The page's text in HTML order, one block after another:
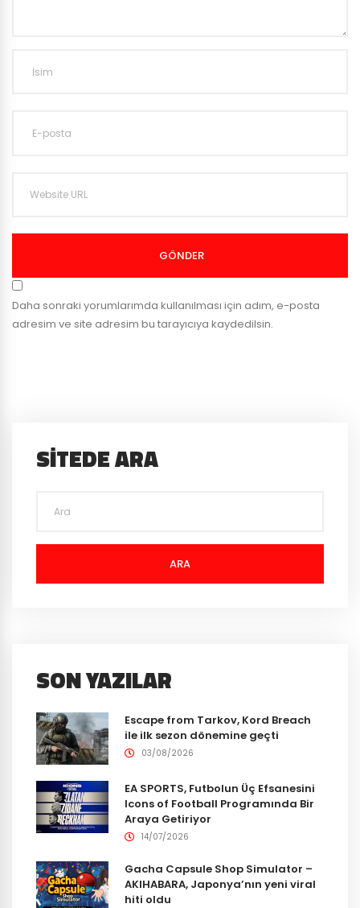
GÖNDER
Daha sonraki yorumlarımda kullanılması için adım, e-posta
adresim ve site adresim bu tarayıcıya kaydedilsin.
SITEDE ARA
ARA
SON YAZILAR
Escape from Tarkov, Kord Breach
ile ilk sezon dönemine geçti
03/08/2026
EA SPORTS, Futbolun Üç Efsanesini
Icons of Football Programında Bir
Araya Getiriyor
14/07/2026
Gacha Capsule Shop Simulator –
AKIHABARA, Japonya’nın yeni viral
hiti oldu